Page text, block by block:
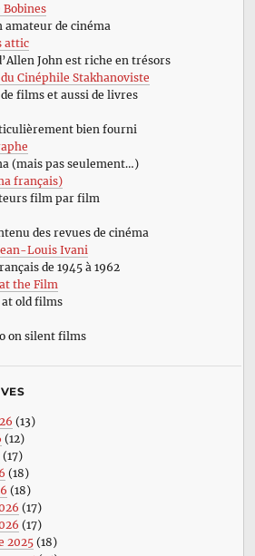
amateur de cinéma
attic
John est riche en trésors
Cinéphile Stakhanoviste
films et aussi de livres
bien fourni
(mais pas seulement…)
français)
film par film
des revues de cinéma
Louis Ivani
de 1945 à 1962
the Film
old films
on silent films
(13)
(12)
(17)
(18)
(18)
(17)
(17)
2025(18)